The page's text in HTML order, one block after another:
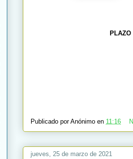
PLAZO
Publicado porAnónimo en 11:16
jueves, 25 de marzo de 2021